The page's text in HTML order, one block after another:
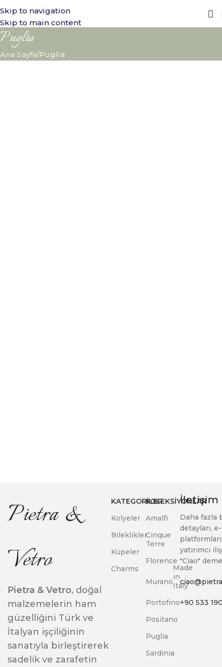
Skip to navigation
Skip to main content
Tüm Ürünlerde
Puglia
Ana Sayfa Puglia
Pietra &
Vetro
Pietra & Vetro, doğal
malzemelerin ham
güzelliğini Türk ve
İtalyan işçiliğinin
sanatıyla birleştirerek
sadelik ve zarafetin
KATEGORILER
Kolyeler
Bileklikler
Küpeler
Charms
KOLEKSIYONLAR
Amalfi
Cinque
Terre
Florence
Murano
Made
ın
Italy
Portofino
Positano
Puglia
Sardinia
İletişim
Daha fazla
detayları,
yatırımcı
"Ciao"
+90 533